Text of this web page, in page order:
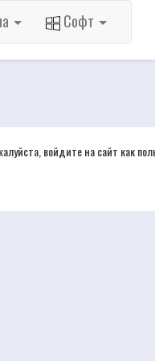
Софт
войдите на сайт как